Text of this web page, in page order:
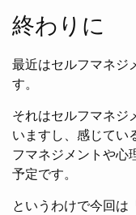
終わりに
最近はセルフマネジ
す。
それはセルフマネジ
いますし、感じてい
フマネジメントや心
予定です。
というわけで今回は